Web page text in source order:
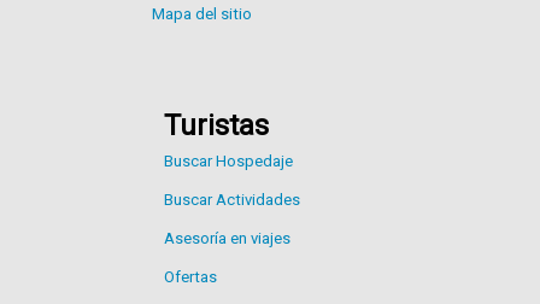
Mapa del sitio
Turistas
Buscar Hospedaje
Buscar Actividades
Asesoría en viajes
Ofertas